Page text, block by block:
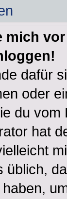
mich
dafür
oder
du
hat
üblich,